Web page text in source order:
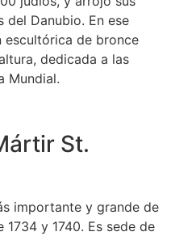
del Danubio. En ese
escultórica de bronce
dedicada a las
Mundial.
St.
importante y grande de
y 1740. Es sede de